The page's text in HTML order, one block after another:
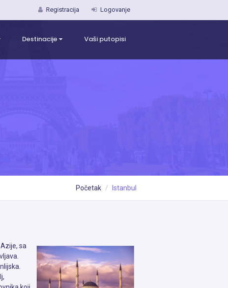
Registracija Logovanje
Destinacije Vaši putopisi
Početak Istanbul
sa